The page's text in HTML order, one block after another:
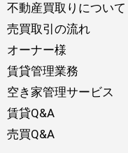
不動産買取りについて
売買取引の流れ
オーナー様
賃貸管理業務
空き家管理サービス
賃貸Q&A
売買Q&A